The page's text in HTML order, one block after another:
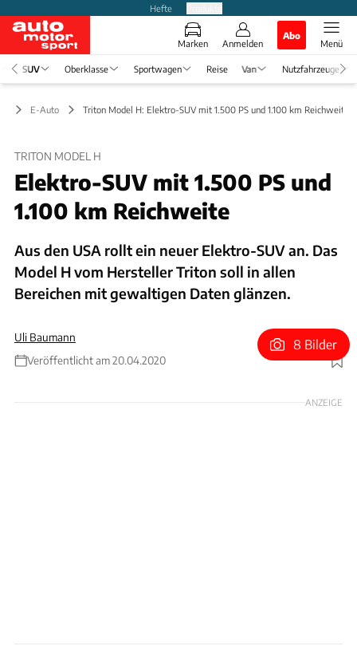
Hefte
Marken Anmelden
Abo
Menü
SUV Oberklasse Sportwagen Reise Van Nutzfahrzeuge
E-Auto Triton Model H: Elektro-SUV mit 1.500 PS und 1.100 km Reichweite
TRITON MODEL H
Elektro-SUV mit 1.500 PS und
1.100 km Reichweite
Aus den USA rollt ein neuer Elektro-SUV an. Das
Model H vom Hersteller Triton soll in allen
Bereichen mit gewaltigen Daten glänzen.
Uli Baumann
Veröffentlicht am 20.04.2020
Foto: Triton EV
8 Bilder
ANZEIGE